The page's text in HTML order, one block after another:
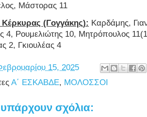
Μάστορας 11
(Γογγάκης): Καρδάμης,
4, Ρουμελιώτης 10, Μητρόπουλος
2, Γκιουλέας 4
15, 2025
Α΄ ΕΣΚΑΒΔΕ, ΜΟΛΟΣΣΟΙ
σχόλια: